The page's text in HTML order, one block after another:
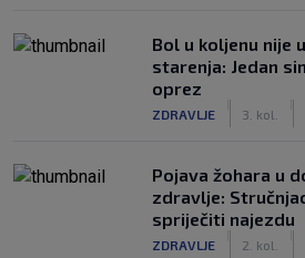
Bol u koljenu nije
starenja: Jedan
oprez
ZDRAVLJE 3. kol.
Pojava žohara u
zdravlje:
spriječiti najezdu
ZDRAVLJE 2. kol.